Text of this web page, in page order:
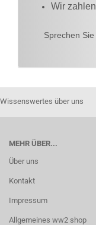
Wir
Sprechen
Wissenswertes über uns
MEHR ÜBER...
Über uns
Kontakt
Impressum
Allgemeines ww2 shop